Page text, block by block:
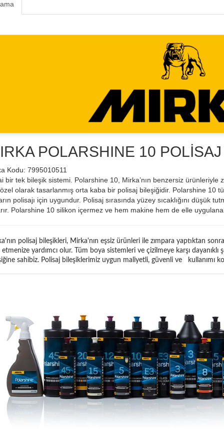
POLARSHINE 10
Kodu: 7995010511
bir tek bileşik sistemi. Polarshine 10, Mirka’nın benzersiz ürünleriyle
olarak tasarlanmış orta kaba bir polisaj bileşiğidir. Polarshine 10
polisajı için uygundur. Polisaj sırasında yüzey sıcaklığını düşük
Polarshine 10 silikon içermez ve hem makine hem de elle
polisaj bileşikleri, Mirka'nın eşsiz ürünleri ile zımpara yaptıktan
etmenize yardımcı olur. Tüm boya sistemleri ve çizilmeye karşı dayanıklı
sahibiz. Polisaj bileşiklerimiz uygun maliyetli, güvenli ve kullanımı